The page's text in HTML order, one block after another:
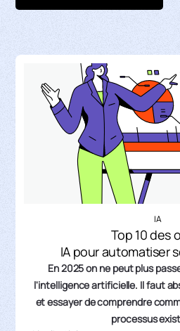
IA
Top 10 des
IA pour automatiser
En 2025 on ne peut plus
l'intelligence artificielle. Il faut
et essayer de comprendre
processus